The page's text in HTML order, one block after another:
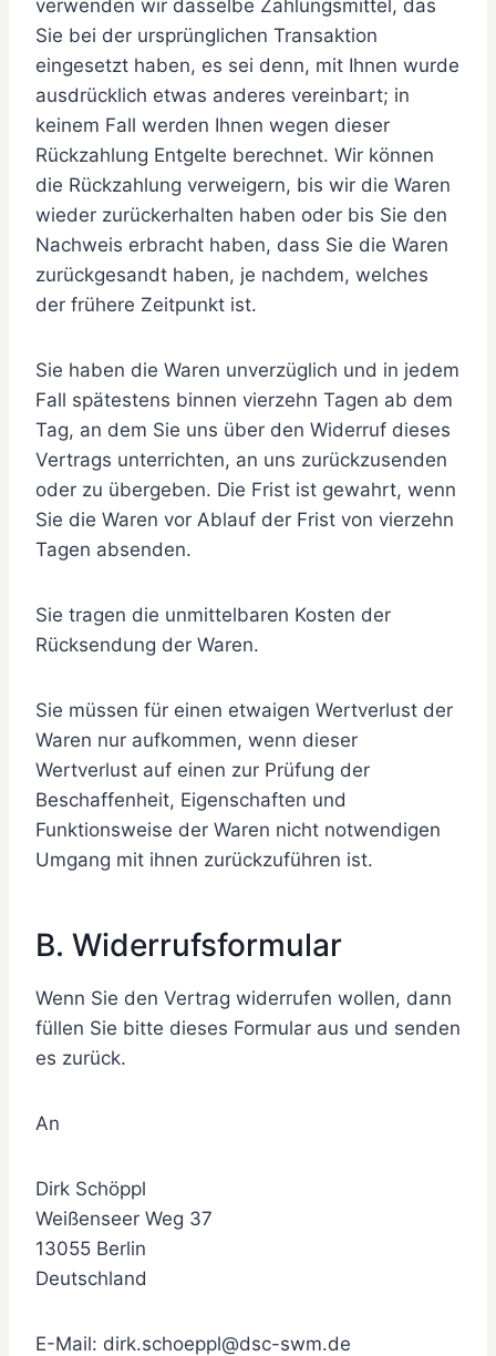
verwenden wir dasselbe Zahlungsmittel, das
Sie bei der ursprünglichen Transaktion
eingesetzt haben, es sei denn, mit Ihnen wurde
ausdrücklich etwas anderes vereinbart; in
keinem Fall werden Ihnen wegen dieser
Rückzahlung Entgelte berechnet. Wir können
die Rückzahlung verweigern, bis wir die Waren
wieder zurückerhalten haben oder bis Sie den
Nachweis erbracht haben, dass Sie die Waren
zurückgesandt haben, je nachdem, welches
der frühere Zeitpunkt ist.
Sie haben die Waren unverzüglich und in jedem
Fall spätestens binnen vierzehn Tagen ab dem
Tag, an dem Sie uns über den Widerruf dieses
Vertrags unterrichten, an uns zurückzusenden
oder zu übergeben. Die Frist ist gewahrt, wenn
Sie die Waren vor Ablauf der Frist von vierzehn
Tagen absenden.
Sie tragen die unmittelbaren Kosten der
Rücksendung der Waren.
Sie müssen für einen etwaigen Wertverlust der
Waren nur aufkommen, wenn dieser
Wertverlust auf einen zur Prüfung der
Beschaffenheit, Eigenschaften und
Funktionsweise der Waren nicht notwendigen
Umgang mit ihnen zurückzuführen ist.
B. Widerrufsformular
Wenn Sie den Vertrag widerrufen wollen, dann
füllen Sie bitte dieses Formular aus und senden
es zurück.
An
Dirk Schöppl
Weißenseer Weg 37
13055 Berlin
Deutschland
E-Mail: dirk.schoeppl@dsc-swm.de